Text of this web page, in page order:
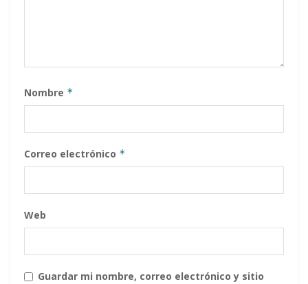
Nombre *
Correo electrónico *
Web
Guardar mi nombre, correo electrónico y sitio